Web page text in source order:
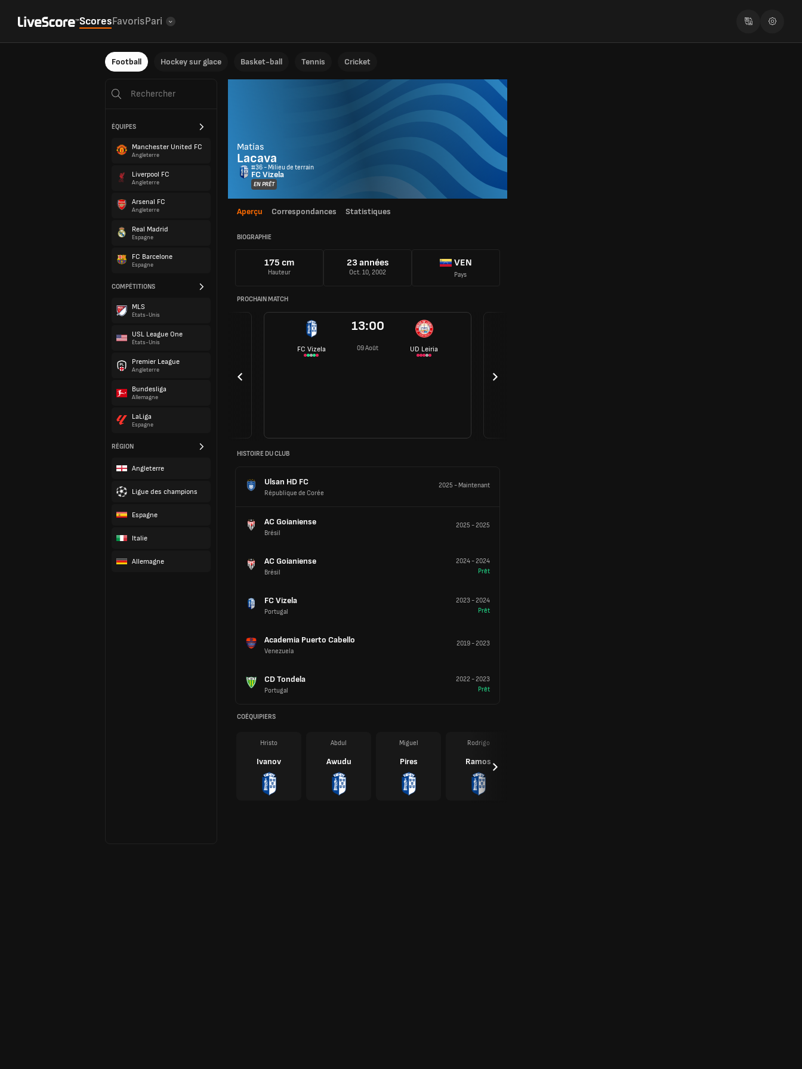
ScoresFavorisPari
Football Hockey sur glace Basket-ball Tennis Cricket
ÉQUIPES
Manchester United FC
Angleterre
Liverpool FC
Angleterre
Arsenal FC
Angleterre
Real Madrid
Espagne
FC Barcelone
Espagne
COMPÉTITIONS
MLS
États-Unis
USL League One
États-Unis
Premier League
Angleterre
Bundesliga
Allemagne
LaLiga
Espagne
RÉGION
Angleterre
Ligue des champions
Espagne
Italie
Allemagne
Matías
Lacava
#36 - Milieu de terrain
FC Vizela
EN PRÊT
Aperçu Correspondances Statistiques
BIOGRAPHIE
175 cm
Hauteur
23 années
Oct. 10, 2002
VEN
Pays
PROCHAIN MATCH
FC Vizela
13:00
09 Août UD Leiria
HISTOIRE DU CLUB
Ulsan HD FC
République de Corée
2025 - Maintenant
AC Goianiense
Brésil
2025 -2025
AC Goianiense
Brésil
2024-2024
Prêt
FC Vizela
Portugal
2023-2024
Prêt
Academia Puerto Cabello
Venezuela
2019-2023
CD Tondela
Portugal
2022-2023
Prêt
COÉQUIPIERS
Hristo
Ivanov
Abdul
Awudu
Miguel
Pires
Rodrigo
Ramos